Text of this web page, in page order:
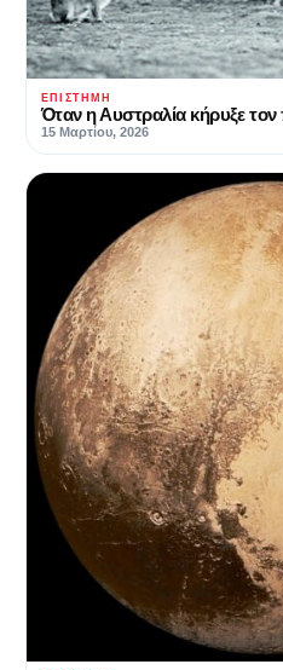
ΕΠΙΣΤΉΜΗ
Όταν η Αυστραλία κήρυξε τον
15 Μαρτίου, 2026